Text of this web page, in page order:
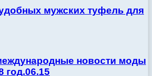
мужских туфель для
новости моды
год.06.15